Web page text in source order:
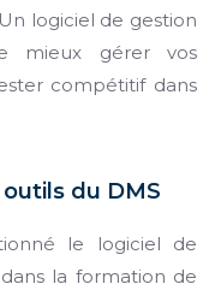
logiciel de gestion
mieux gérer vos
compétitif dans
du DMS
le logiciel de
la formation de